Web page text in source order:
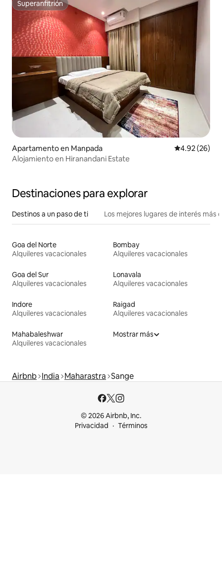
Superanfitrión
Superanfitrión
Apartamento en Manpada Calificación
4.92 (26)
Alojamiento en Hiranandani Estate
Destinaciones para explorar
Destinos a un paso de ti Los mejores lugares de interés más
Goa del Norte
Alquileres vacacionales
Bombay
Alquileres vacacionales
Goa del Sur
Alquileres vacacionales
Lonavala
Alquileres vacacionales
Indore
Alquileres vacacionales
Raigad
Alquileres vacacionales
Mahabaleshwar
Alquileres vacacionales
Mostrar más
Airbnb India Maharastra Sange
© 2026 Airbnb, Inc.
Privacidad
Términos